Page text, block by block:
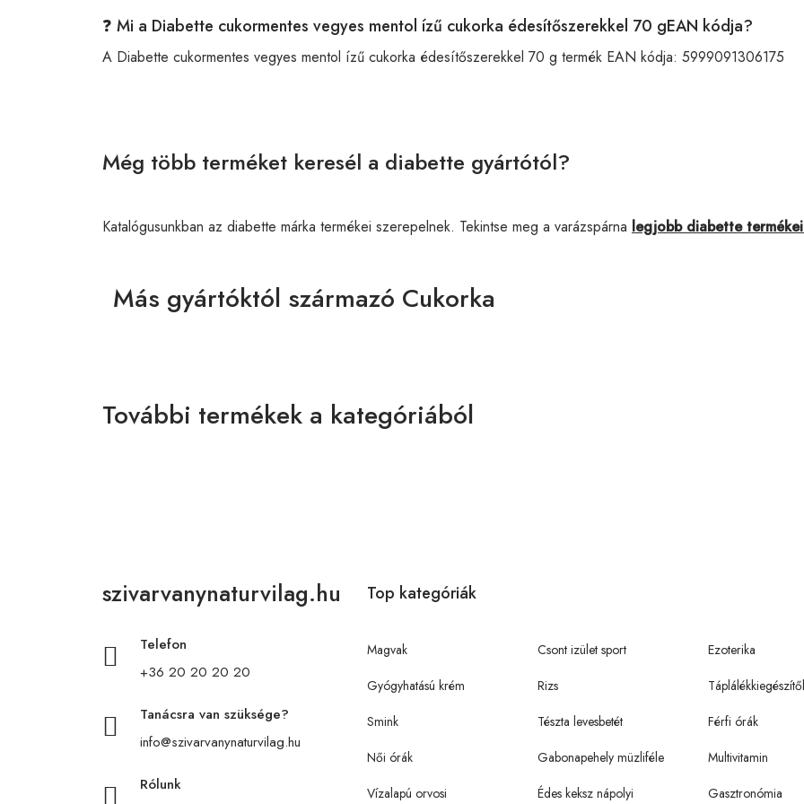
❓ Mi a Diabette cukormentes vegyes mentol ízű cukorka édesítőszerekkel 70 gEAN kódja?
A Diabette cukormentes vegyes mentol ízű cukorka édesítőszerekkel 70 g termék EAN kódja: 5999091306175
Még több terméket keresél a diabette gyártótól?
Katalógusunkban az diabette márka termékei szerepelnek. Tekintse meg a varázspárna legjobb diabette
Más gyártóktól származó Cukorka
További termékek a kategóriából
szivarvanynaturvilag.hu
Telefon
+36 20 20 20 20
Tanácsra van szüksége?
info@szivarvanynaturvilag.hu
Rólunk
Top kategóriák
Magvak
Gyógyhatású krém
Smink
Női órák
Vízalapú orvosi
Csont izület sport
Rizs
Tészta levesbetét
Gabonapehely müzliféle
Édes keksz nápolyi
Ezoterika
Férfi órák
Multivitamin
Gasztronómia